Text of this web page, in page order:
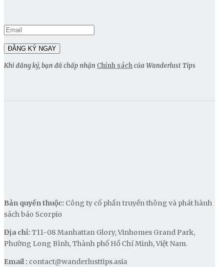
Khi đăng ký, bạn đã chấp nhận Chính sáchcủa Wanderlust Tips
Bản quyền thuộc: Công ty cổ phần truyền thông và phát hành
sách báo Scorpio
Địa chỉ: T11-08 Manhattan Glory, Vinhomes Grand Park,
Phường Long Bình, Thành phố Hồ Chí Minh, Việt Nam.
Email : contact@wanderlusttips.asia